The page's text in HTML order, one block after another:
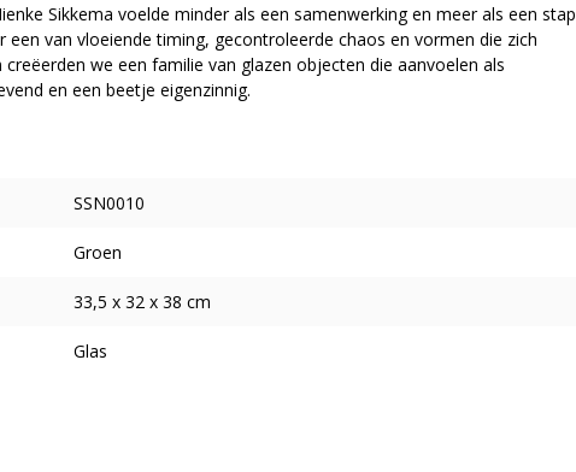
Sikkema voelde minder als een samenwerking en meer als een stap
een van vloeiende timing, gecontroleerde chaos en vormen die zich
we een familie van glazen objecten die aanvoelen als
en een beetje eigenzinnig.
SSN0010
Groen
33,5 x 32 x 38 cm
Glas